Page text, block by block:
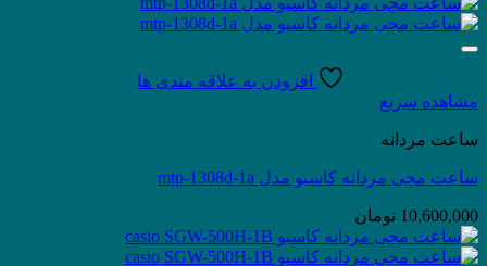
افزودن به علاقه مندی ها
مشاهده سریع
ساعت مردانه
ساعت مچی مردانه کاسیو مدل mtp-1308d-1a
10,600,000 تومان